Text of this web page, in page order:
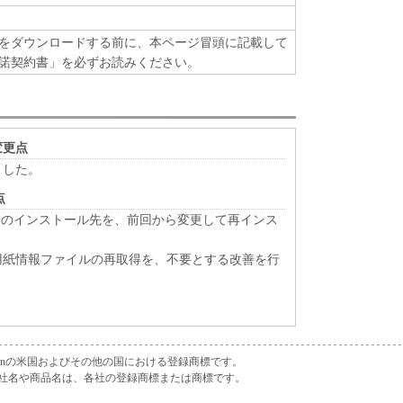
の販売代理店及び販売店は、「本ソフトウエ
目的への適合性の保証を含め、いかなる保証
社、それらの販売代理店及び販売店は、「許諾
不能から生ずるいかなる損害（逸失利益及びそ
を含むがこれらに限定されない）について、一
。例え、キヤノン、キヤノンの関連会社、それ
る損害の可能性について知らされていた場合で
社、それらの販売代理店及び販売店は、「本ソ
ての責任であり、お客様の唯一の救済です。
ダウンロードする前に、本ページ冒頭に記載して
契約書」を必ずお読みください。
更点
た。
インストール先を、前回から変更して再インス
情報ファイルの再取得を、不要とする改善を行
の米国およびその他の国における登録商標です。
や商品名は、各社の登録商標または商標です。